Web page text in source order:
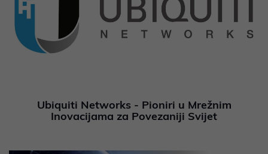
Ubiquiti Networks - Pioniri u Mrežnim
Inovacijama za Povezaniji Svijet